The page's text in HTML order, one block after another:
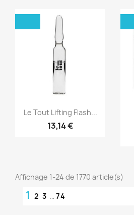
Aperçu rapide
Le Tout Lifting Flash...
13,14 €
Affichage 1-24 de 1770 article(s)
1 2 3 … 74